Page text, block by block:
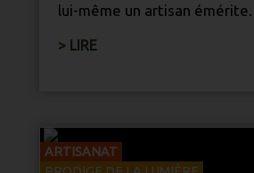
lui-même un artisan émérite.
> LIRE
ARTISANAT